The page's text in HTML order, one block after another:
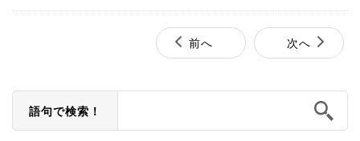
前へ 次へ
語句で検索！